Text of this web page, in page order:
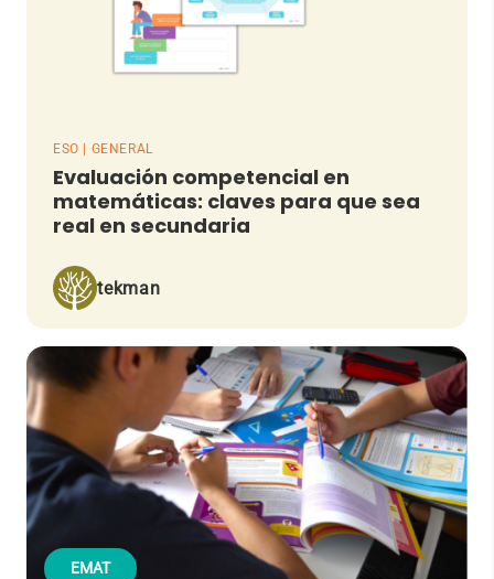
ESO | GENERAL
Evaluación competencial en
matemáticas: claves para que sea
real en secundaria
tekman
EMAT